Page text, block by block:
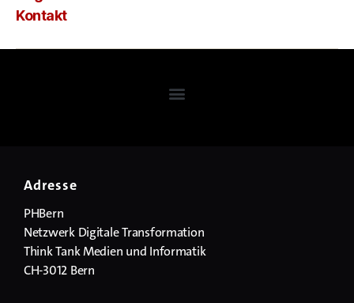
Kontakt
Adresse
PHBern
Netzwerk Digitale Transformation
Think Tank Medien und Informatik
CH-3012 Bern